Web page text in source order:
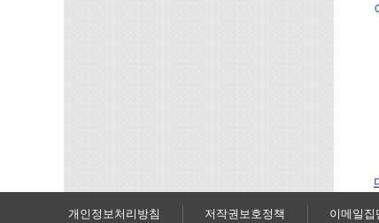
개인정보처리방침 저작권보호정책 이메일집